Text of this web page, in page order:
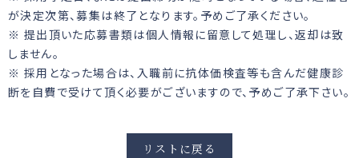
が決定次第、募集は終了となります。予めご了承ください。
※ 提出頂いた応募書類は個人情報に留意して処理し、返却は致
しません。
※ 採用となった場合は、入職前に抗体価検査等も含んだ健康診
断を自費で受けて頂く必要がございますので、予めご了承下さい。
リストに戻る